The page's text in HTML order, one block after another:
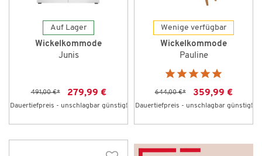
Auf Lager
Wickelkommode
Junis
491,00 €* 279,99 €
Dauertiefpreis - unschlagbar günstig!
Wenige verfügbar
Wickelkommode
Pauline
644,00 €* 359,99 €
Dauertiefpreis - unschlagbar günstig!